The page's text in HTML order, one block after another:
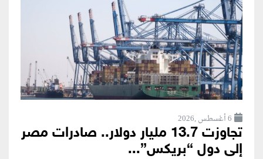
6 أغسطس ,2026
تجاوزت 13.7 مليار دولار.. صادرات مصر
إلى دول “بريكس”...